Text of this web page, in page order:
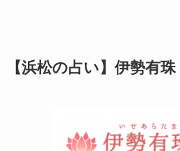
【浜松の占い】伊勢有